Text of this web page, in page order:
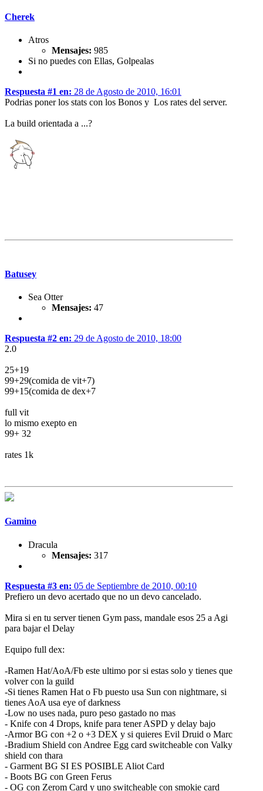
Cherek
Atros
Mensajes: 985
Si no puedes con Ellas, Golpealas
Respuesta #1 en: 28 de Agosto de 2010, 16:01
Podrias poner los stats con los Bonos y Los rates del server.
La build orientada a ...?
Batusey
Sea Otter
Mensajes: 47
Respuesta #2 en: 29 de Agosto de 2010, 18:00
2.0
25+19
99+29(comida de vit+7)
99+15(comida de dex+7
full vit
lo mismo exepto en
99+ 32
rates 1k
Gamino
Dracula
Mensajes: 317
Respuesta #3 en: 05 de Septiembre de 2010, 00:10
Prefiero un devo acertado que no un devo cancelado.
Mira si en tu server tienen Gym pass, mandale esos 25 a Agi
para bajar el Delay
Equipo full dex:
-Ramen Hat/AoA/Fb este ultimo por si estas solo y tienes que
volver con la guild
-Si tienes Ramen Hat o Fb puesto usa Sun con nightmare, si
tienes AoA usa eye of darkness
-Low no uses nada, puro peso gastado no mas
- Knife con 4 Drops, knife para tener ASPD y delay bajo
-Armor BG con +2 o +3 DEX y si quieres Evil Druid o Marc
-Bradium Shield con Andree Egg card switcheable con Valky
shield con thara
- Garment BG SI ES POSIBLE Aliot Card
- Boots BG con Green Ferus
- OG con Zerom Card y uno switcheable con smokie card